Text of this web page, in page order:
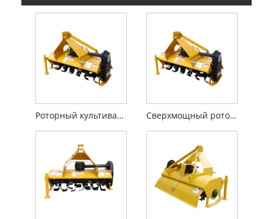
Роторный культиватор Сверхмощный роторный культиватор